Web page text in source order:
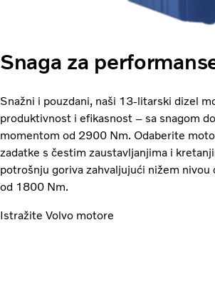
Snaga za
Snažni i pouzdani, naši 13-litarski dizel
produktivnost i efikasnost – sa snagom
momentom od 2900 Nm. Odaberite
zadatke s čestim zaustavljanjima i
potrošnju goriva zahvaljujući nižem
od 1800 Nm.
Istražite Volvo motore